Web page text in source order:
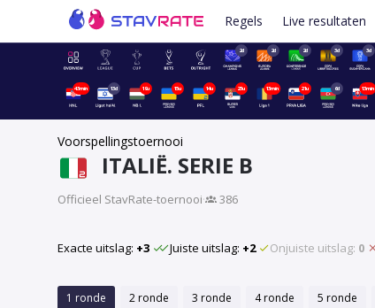
Regels Live resultaten
2d 2d 2d 3d 3d
43min 13d 19u 15u 14u 23u 13min 21u 6d 13min
Voorspellingstoernooi
ITALIË. SERIE B
Officieel StavRate-toernooi· 386
Exacte uitslag: +3 Juiste uitslag: +2 Onjuiste uitslag: 0
1 ronde 2 ronde 3 ronde 4 ronde 5 ronde